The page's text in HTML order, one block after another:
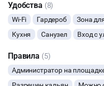
Удобства (8)
Wi-Fi Гардероб Зона
Кухня
Санузел Вход с
Правила (5)
Администратор на